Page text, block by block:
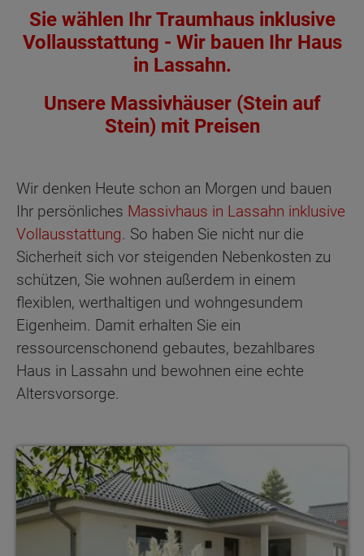
Sie wählen Ihr Traumhaus inklusive
Vollausstattung - Wir bauen Ihr Haus
in Lassahn.
Unsere Massivhäuser (Stein auf
Stein) mit Preisen
Wir denken Heute schon an Morgen und bauen
Ihr persönliches Massivhaus in Lassahn inklusive
Vollausstattung. So haben Sie nicht nur die
Sicherheit sich vor steigenden Nebenkosten zu
schützen, Sie wohnen außerdem in einem
flexiblen, werthaltigen und wohngesundem
Eigenheim. Damit erhalten Sie ein
ressourcenschonend gebautes, bezahlbares
Haus in Lassahn und bewohnen eine echte
Altersvorsorge.
Bungalows